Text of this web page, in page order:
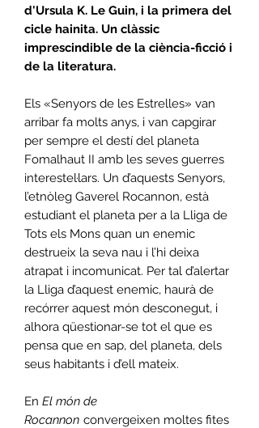
d'Ursula K. Le Guin, i la primera del
cicle hainita. Un clàssic
imprescindible de la ciència-ficció i
de la literatura.
Els «Senyors de les Estrelles» van
arribar fa molts anys, i van capgirar
per sempre el destí del planeta
Fomalhaut II amb les seves guerres
interestel·lars. Un d’aquests Senyors,
l’etnòleg Gaverel Rocannon, està
estudiant el planeta per a la Lliga de
Tots els Mons quan un enemic
destrueix la seva nau i l’hi deixa
atrapat i incomunicat. Per tal d’alertar
la Lliga d’aquest enemic, haurà de
recórrer aquest món desconegut, i
alhora qüestionar-se tot el que es
pensa que en sap, del planeta, dels
seus habitants i d’ell mateix.
En El món de
Rocannon convergeixen moltes fites